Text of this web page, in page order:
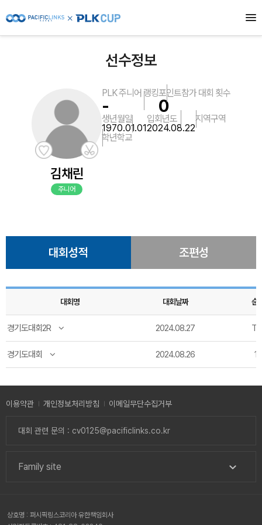
선수정보
김채린
주니어
PLK 주니어 랭킹
-
포인트
0
참가 대회 횟수
생년월일
1970.01.01
입회년도
2024.08.22
지역구역
학년학교
대회성적 조편성
대회명 대회날짜 순
경기도대회2R 2024.08.27
경기도대회 2024.08.26 12
이용약관 개인정보처리방침 이메일무단수집거부
대회 관련 문의 : cv0125@pacificlinks.co.kr
Family site
상호명 : 퍼시픽링스코리아 유한책임회사